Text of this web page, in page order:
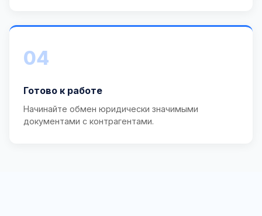
04
Готово к работе
Начинайте обмен юридически значимыми
документами с контрагентами.